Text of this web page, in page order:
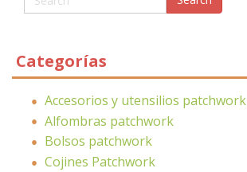
Categorías
Accesorios y utensilios patchwork
Alfombras patchwork
Bolsos patchwork
Cojines Patchwork